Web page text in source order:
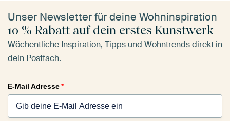
Unser Newsletter für deine Wohninspiration
10 % Rabatt auf dein erstes Kunstwerk
Wöchentliche Inspiration, Tipps und Wohntrends direkt in
dein Postfach.
E-Mail Adresse*